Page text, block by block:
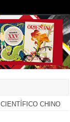
CHINO